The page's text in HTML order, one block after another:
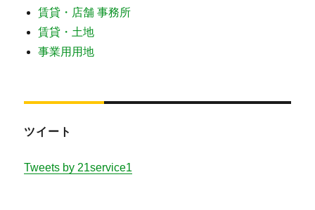
賃貸・店舗 事務所
賃貸・土地
事業用用地
ツイート
Tweets by 21service1